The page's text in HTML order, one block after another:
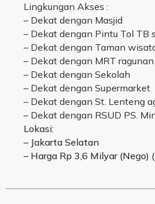
Lingkungan Akses :
– Dekat dengan Masjid
– Dekat dengan Pintu Tol TB
– Dekat dengan Taman
– Dekat dengan MRT ragunan
– Dekat dengan Sekolah
– Dekat dengan Supermarket
– Dekat dengan St. Lenteng
– Dekat dengan RSUD PS.
Lokasi:
– Jakarta Selatan
– Harga Rp 3,6 Milyar (Nego)